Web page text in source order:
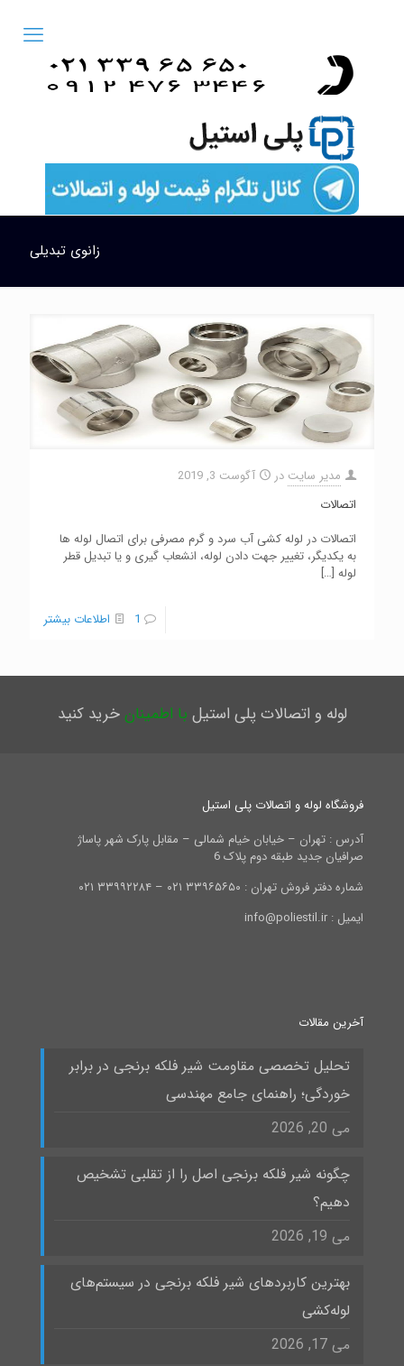
زانوی تبدیلی
مدیر سایت در
آگوست 3, 2019
اتصالات
اتصالات در لوله کشی آب سرد و گرم مصرفی برای اتصال لوله ها
به یکدیگر، تغییر جهت دادن لوله، انشعاب گیری و یا تبدیل قطر
لوله […]
1 اطلاعات بیشتر
لوله و اتصالات پلی استیل با اطمینانخرید کنید
فروشگاه لوله و اتصالات پلی استیل
آدرس : تهران – خیابان خیام شمالی – مقابل پارک شهر پاساژ
صرافیان جدید طبقه دوم پلاک 6
شماره دفتر فروش تهران : ۳۳۹۶۵۶۵۰ ۰۲۱ – ۳۳۹۹۲۲۸۴ ۰۲۱
ایمیل : info@poliestil.ir
آخرین مقالات
تحلیل تخصصی مقاومت شیر فلکه برنجی در برابر
خوردگی؛ راهنمای جامع مهندسی
می 20, 2026
چگونه شیر فلکه برنجی اصل را از تقلبی تشخیص
دهیم؟
می 19, 2026
بهترین کاربردهای شیر فلکه برنجی در سیستم‌های
لوله‌کشی
می 17, 2026